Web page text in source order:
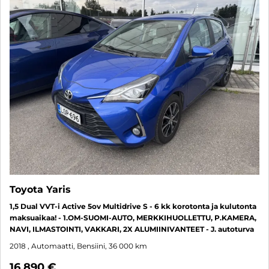
Toyota Yaris
1,5 Dual VVT-i Active 5ov Multidrive S - 6 kk korotonta ja kulutonta
maksuaikaa! - 1.OM-SUOMI-AUTO, MERKKIHUOLLETTU, P.KAMERA,
NAVI, ILMASTOINTI, VAKKARI, 2X ALUMIINIVANTEET - J. autoturva
2018 , Automaatti, Bensiini, 36 000 km